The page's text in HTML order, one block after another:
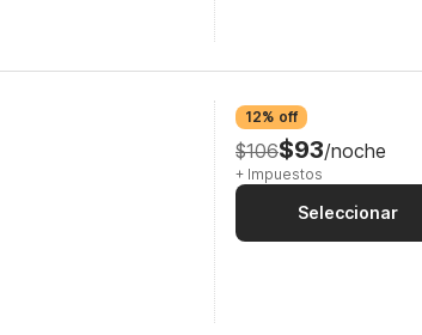
12% off
$106$93/noche
+ Impuestos
Seleccionar